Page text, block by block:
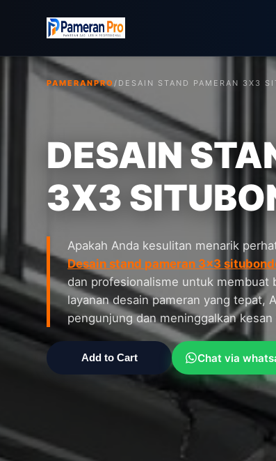
PAMERANPRO/ DESAIN STAND PAMERAN 3X3
DESAIN
3X3
Apakah Anda kesulitan menarik
Desain stand pameran 3x3
dan profesionalisme untuk membuat
layanan desain pameran yang tepat,
pengunjung dan meninggalkan kesan
Add to Cart Chat via